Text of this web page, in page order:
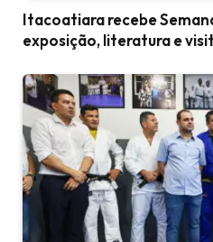
Itacoatiara recebe
exposição, literatura e